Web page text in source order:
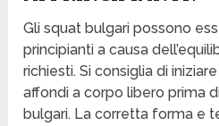
Gli squat bulgari possono
principianti a causa
richiesti. Si consiglia di
affondi a corpo libero prima
bulgari. La corretta forma e